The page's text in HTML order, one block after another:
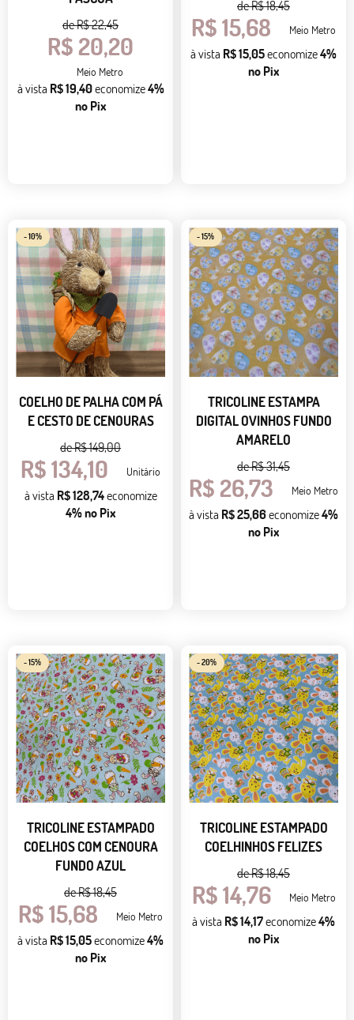
deR$ 22,45
R$ 20,20
Meio Metro
à vista R$ 19,40economize4%
no Pix
deR$ 18,45
R$ 15,68 Meio Metro
à vista R$ 15,05economize4%
no Pix
- 10%
COELHO DE PALHA COM PÁ
E CESTO DE CENOURAS
deR$ 149,00
R$ 134,10 Unitário
à vista R$ 128,74economize
4%no Pix
- 15%
TRICOLINE ESTAMPA
DIGITAL OVINHOS FUNDO
AMARELO
deR$ 31,45
R$ 26,73 Meio Metro
à vista R$ 25,66economize4%
no Pix
- 15%
TRICOLINE ESTAMPADO
COELHOS COM CENOURA
FUNDO AZUL
deR$ 18,45
R$ 15,68 Meio Metro
à vista R$ 15,05economize4%
no Pix
- 20%
TRICOLINE ESTAMPADO
COELHINHOS FELIZES
deR$ 18,45
R$ 14,76 Meio Metro
à vista R$ 14,17economize4%
no Pix